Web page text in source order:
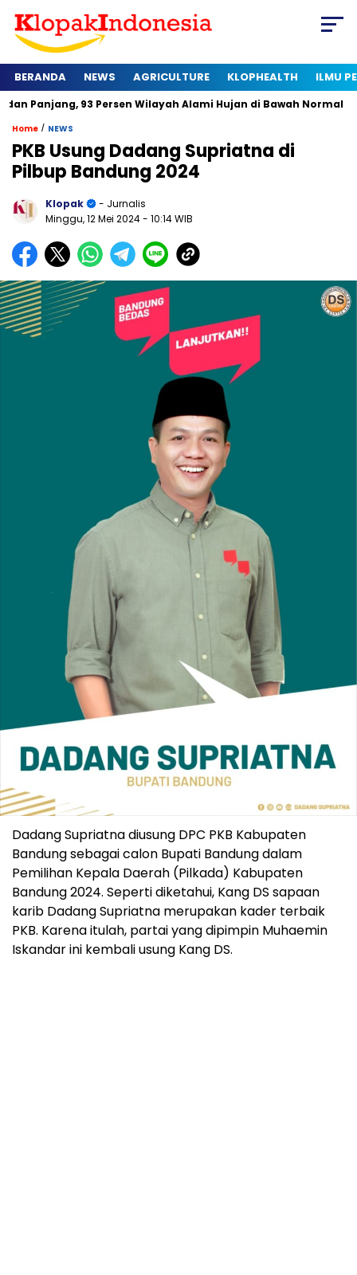
BERANDA NEWS AGRICULTURE KLOPHEALTH ILMU
93 Persen Wilayah Alami Hujan di Bawah Normal Kapan
Home / NEWS
PKB Usung Dadang Supriatna di
Pilbup Bandung 2024
Klopak
- Jurnalis
Minggu, 12 Mei 2024- 10:14 WIB
Dadang Supriatna diusung DPC PKB Kabupaten
Bandung sebagai calon Bupati Bandung dalam
Pemilihan Kepala Daerah (Pilkada) Kabupaten
Bandung 2024. Seperti diketahui, Kang DS sapaan
karib Dadang Supriatna merupakan kader terbaik
PKB. Karena itulah, partai yang dipimpin Muhaemin
Iskandar ini kembali usung Kang DS.